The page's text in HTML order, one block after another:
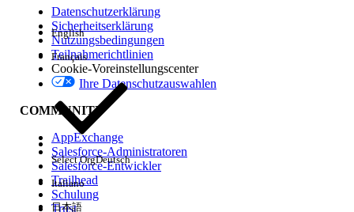
Edition
Erfahrung
Datenschutzerklärung
Sicherheitserklärung
Nutzungsbedingungen
Teilnahmerichtlinien
Cookie-Voreinstellungscenter
Ihre Datenschutzauswahlen
COMMUNITY
AppExchange
Salesforce-Administratoren
Salesforce-Entwickler
Trailhead
Schulung
Trust
English
Français
Select OrgDeutsch
Italiano
日本語